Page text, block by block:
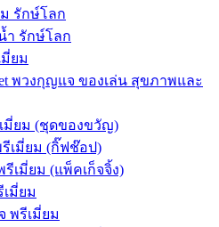
รักษ์โลก
ำ รักษ์โลก
ยม
พวงกุญแจ ของเล่น สุขภาพและ
เมี่ยม (ชุดของขวัญ)
รีเมี่ยม (กิ๊ฟช๊อป)
รีเมี่ยม (แพ็คเก็จจิ้ง)
มี่ยม
พรีเมี่ยม